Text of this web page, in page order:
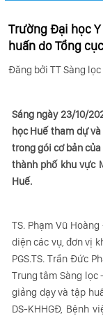
Trường Đại học
huấn do Tổng
Đăng bởi TT Sàng
Sáng ngày 23/10/
học Huế tham dự
trong gói cơ bản
thành phố khu vực
Huế.
TS. Phạm Vũ
diện các vụ, đơn vị
PGS.TS. Trần Đức
Trung tâm Sàng lọc
giảng dạy và tập
DS-KHHGĐ, Bệnh